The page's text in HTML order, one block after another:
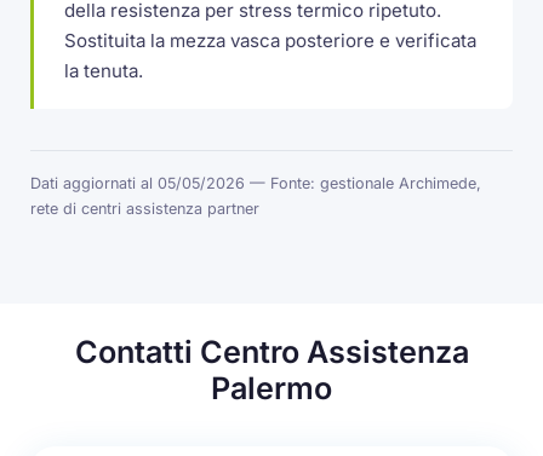
della resistenza per stress termico ripetuto.
Sostituita la mezza vasca posteriore e verificata
la tenuta.
Dati aggiornati al 05/05/2026 — Fonte: gestionale Archimede,
rete di centri assistenza partner
Contatti Centro Assistenza
Palermo